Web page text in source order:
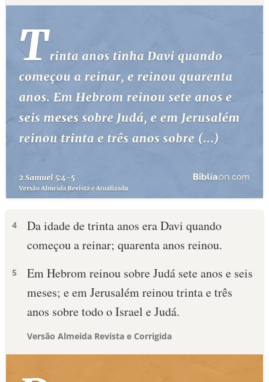
4
Da idade de trinta anos era Davi quando
começou a reinar; quarenta anos reinou.
5
Em Hebrom reinou sobre Judá sete anos e seis
meses; e em Jerusalém reinou trinta e três
anos sobre todo o Israel e Judá.
Versão Almeida Revista e Corrigida